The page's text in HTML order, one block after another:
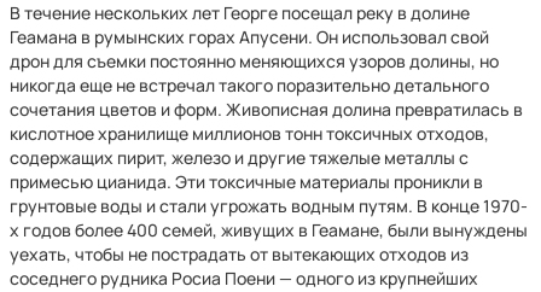
В течение нескольких лет Георге посещал реку в долине
Геамана в румынских горах Апусени. Он использовал свой
дрон для съемки постоянно меняющихся узоров долины, но
никогда еще не встречал такого поразительно детального
сочетания цветов и форм. Живописная долина превратилась в
кислотное хранилище миллионов тонн токсичных отходов,
содержащих пирит, железо и другие тяжелые металлы с
примесью цианида. Эти токсичные материалы проникли в
грунтовые воды и стали угрожать водным путям. В конце 1970-
х годов более 400 семей, живущих в Геамане, были вынуждены
уехать, чтобы не пострадать от вытекающих отходов из
соседнего рудника Росиа Поени — одного из крупнейших